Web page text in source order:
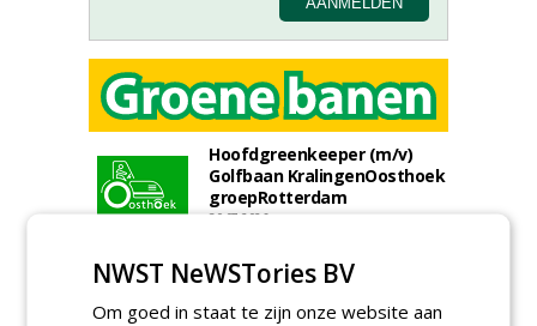
Hoofdgreenkeeper (m/v)
Golfbaan KralingenOosthoek
groepRotterdam
30-07-2026
Sportvelden bij
09-07-2026, Castricum en Uitgeest
NWST NeWSTories BV
Om goed in staat te zijn onze website aan